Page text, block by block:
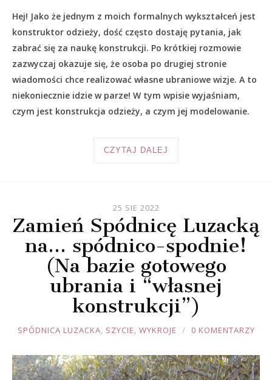
Hej! Jako że jednym z moich formalnych wykształceń jest
konstruktor odzieży, dość często dostaję pytania, jak
zabrać się za naukę konstrukcji. Po krótkiej rozmowie
zazwyczaj okazuje się, że osoba po drugiej stronie
wiadomości chce realizować własne ubraniowe wizje. A to
niekoniecznie idzie w parze! W tym wpisie wyjaśniam,
czym jest konstrukcja odzieży, a czym jej modelowanie.
CZYTAJ DALEJ
25 SIE 2022
Zamień Spódnicę Luzacką
na… spódnico-spodnie!
(Na bazie gotowego
ubrania i “własnej
konstrukcji”)
JOULE
SPÓDNICA LUZACKA, SZYCIE, WYKROJE 0 KOMENTARZY